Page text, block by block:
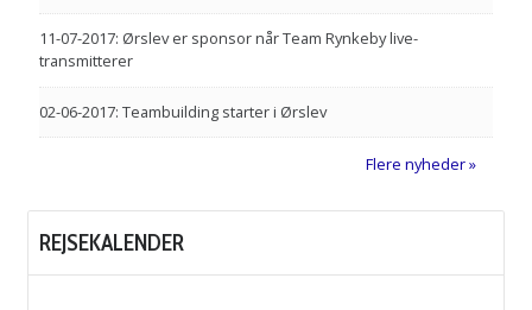
11-07-2017: Ørslev er sponsor når Team Rynkeby live-
transmitterer
02-06-2017: Teambuilding starter i Ørslev
Flere nyheder
REJSEKALENDER